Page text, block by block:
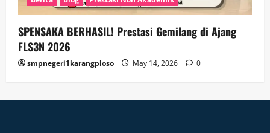
SPENSAKA BERHASIL! Prestasi Gemilang di Ajang
FLS3N 2026
smpnegeri1karangploso May 14, 2026 0